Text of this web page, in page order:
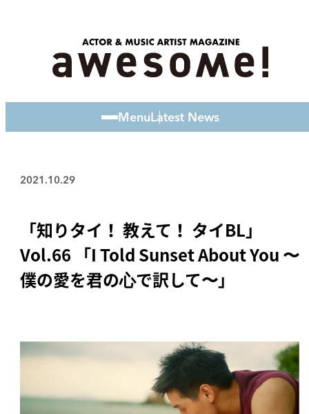
MenuLatest News
2021.10.29
「知りタイ！ 教えて！ タイBL」
Vol.66 「I Told Sunset About You 〜
僕の愛を君の⼼で訳して〜」